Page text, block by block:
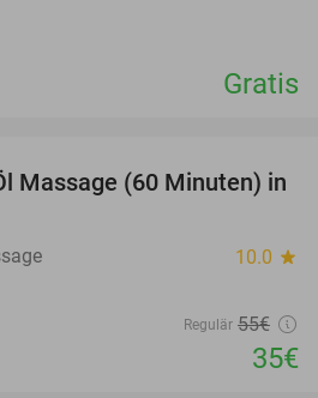
Gratis
36%
Massage (60 Minuten) in
10.0 star
Regulär 55€
35€